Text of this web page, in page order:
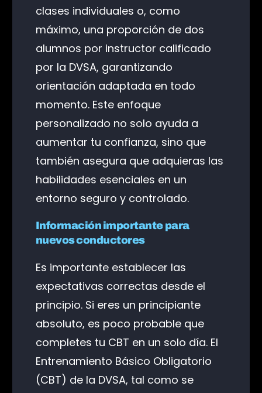
clases individuales o, como
máximo, una proporción de dos
alumnos por instructor calificado
por la DVSA, garantizando
orientación adaptada en todo
momento. Este enfoque
personalizado no solo ayuda a
aumentar tu confianza, sino que
también asegura que adquieras las
habilidades esenciales en un
entorno seguro y controlado.
Información importante para
nuevos conductores
Es importante establecer las
expectativas correctas desde el
principio. Si eres un principiante
absoluto, es poco probable que
completes tu CBT en un solo día. El
Entrenamiento Básico Obligatorio
(CBT) de la DVSA, tal como se